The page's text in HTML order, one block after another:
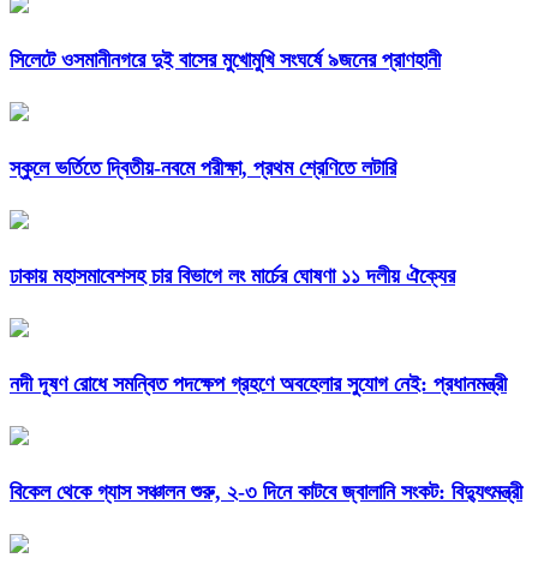
সিলেটে ওসমানীনগরে দুই বাসের মুখোমুখি সংঘর্ষে ৯জনের প্রাণহানী
স্কুলে ভর্তিতে দ্বিতীয়-নবমে পরীক্ষা, প্রথম শ্রেণিতে লটারি
ঢাকায় মহাসমাবেশসহ চার বিভাগে লং মার্চের ঘোষণা ১১ দলীয় ঐক্যের
নদী দূষণ রোধে সমন্বিত পদক্ষেপ গ্রহণে অবহেলার সুযোগ নেই: প্রধানমন্ত্রী
বিকেল থেকে গ্যাস সঞ্চালন শুরু, ২-৩ দিনে কাটবে জ্বালানি সংকট: বিদ্যুৎমন্ত্রী